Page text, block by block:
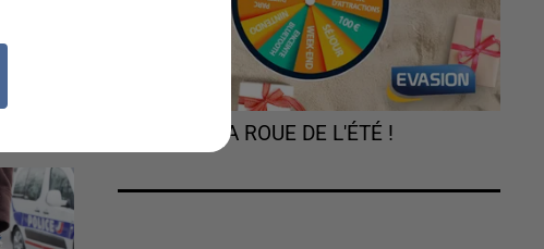
TOURNEZ LA ROUE DE L'ÉTÉ !